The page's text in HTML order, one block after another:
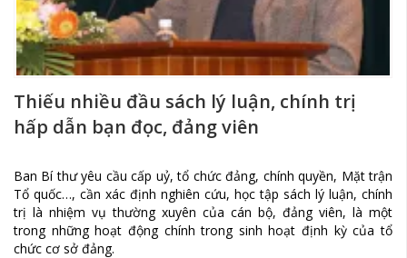
Thiếu nhiều đầu sách lý luận, chính trị
hấp dẫn bạn đọc, đảng viên
Ban Bí thư yêu cầu cấp uỷ, tổ chức đảng, chính quyền, Mặt trận
Tổ quốc…, cần xác định nghiên cứu, học tập sách lý luận, chính
trị là nhiệm vụ thường xuyên của cán bộ, đảng viên, là một
trong những hoạt động chính trong sinh hoạt định kỳ của tổ
chức cơ sở đảng.